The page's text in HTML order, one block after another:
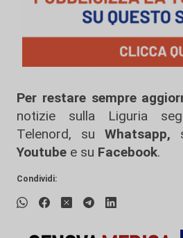
Per restare sempre
notizie sulla Liguria
Telenord, su
Whatsapp,
Youtube e su Facebook.
Condividi: